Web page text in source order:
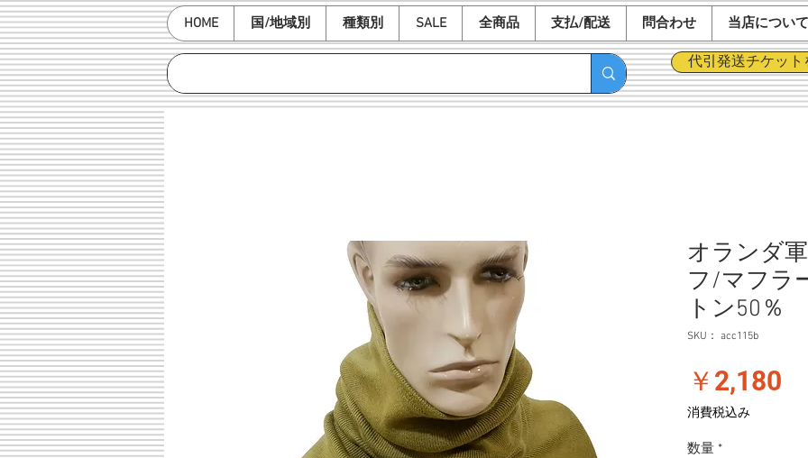
HOME 国/地域別 種類別 SALE 全商品 支払/配送 問合わせ 当店について
代引発送チケッ
オランダ
フ/マフラ
トン50％
SKU： acc115b
￥2,180
消費税込み
数量 *